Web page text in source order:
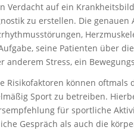
Verdacht auf ein
zu erstellen. Die
seine Patienten über
anderem Stress, ein
Risikofaktoren können
Sport zu betreiben.
für sportliche
Gespräch als auch die